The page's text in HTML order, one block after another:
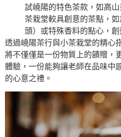
試嶢陽的特色茶款，如高
茶栽堂較具創意的茶點，
頭）或特殊香料的點心，
透過嶢陽茶行與小茶栽堂的精心
將不僅僅是一份物質上的饋贈，
體驗，一份能夠讓老師在品味中
的心意之禮。